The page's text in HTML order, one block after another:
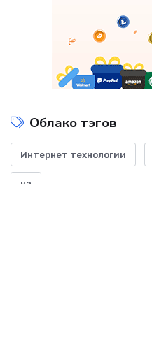
Облако тэгов
Интернет технологии
на